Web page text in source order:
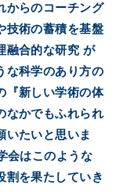
からのコーチング
技術の蓄積を基盤
融合的な研究 が
な科学のあり方の
『新しい学術の体
なかでもふれられ
いたいと思いま
会はこのような
割を果たしていき